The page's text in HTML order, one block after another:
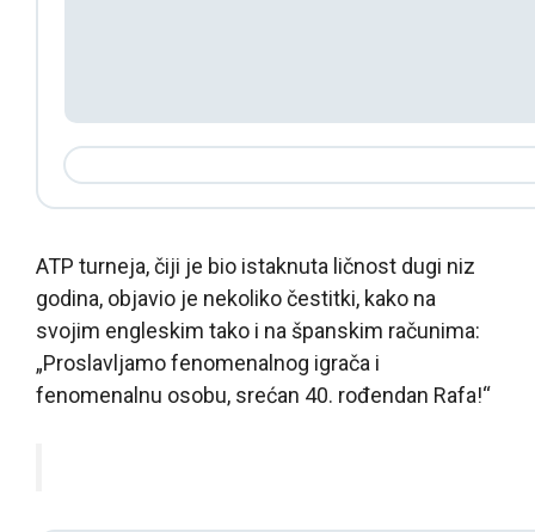
ATP turneja, čiji je bio istaknuta ličnost dugi niz
godina, objavio je nekoliko čestitki, kako na
svojim engleskim tako i na španskim računima:
„Proslavljamo fenomenalnog igrača i
fenomenalnu osobu, srećan 40. rođendan Rafa!“